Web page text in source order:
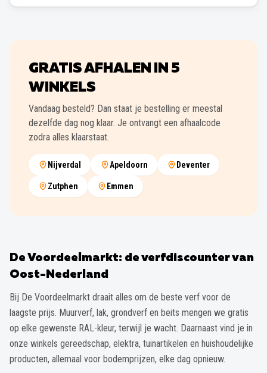
GRATIS AFHALEN IN 5
WINKELS
Vandaag besteld? Dan staat je bestelling er meestal
dezelfde dag nog klaar. Je ontvangt een afhaalcode
zodra alles klaarstaat.
Nijverdal Apeldoorn Deventer
Zutphen Emmen
De Voordeelmarkt: de verfdiscounter van
Oost-Nederland
Bij De Voordeelmarkt draait alles om de beste verf voor de
laagste prijs. Muurverf, lak, grondverf en beits mengen we gratis
op elke gewenste RAL-kleur, terwijl je wacht. Daarnaast vind je in
onze winkels gereedschap, elektra, tuinartikelen en huishoudelijke
producten, allemaal voor bodemprijzen, elke dag opnieuw.